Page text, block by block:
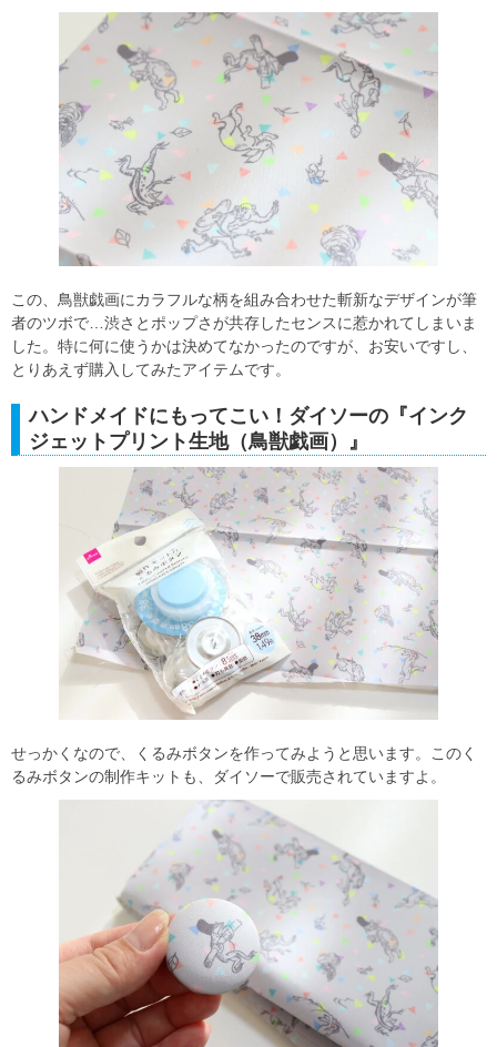
この、鳥獣戯画にカラフルな柄を組み合わせた斬新なデザインが筆
者のツボで…渋さとポップさが共存したセンスに惹かれてしまいま
した。特に何に使うかは決めてなかったのですが、お安いですし、
とりあえず購入してみたアイテムです。
ハンドメイドにもってこい！ダイソーの『インク
ジェットプリント生地（鳥獣戯画）』
せっかくなので、くるみボタンを作ってみようと思います。このく
るみボタンの制作キットも、ダイソーで販売されていますよ。